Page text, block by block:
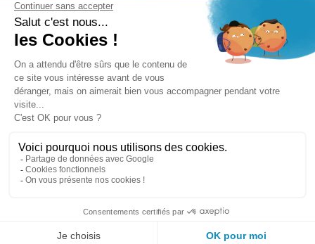
ACTUALITÉS
Mentions légales
Conditions générales de ventes
Plateforme de signalement